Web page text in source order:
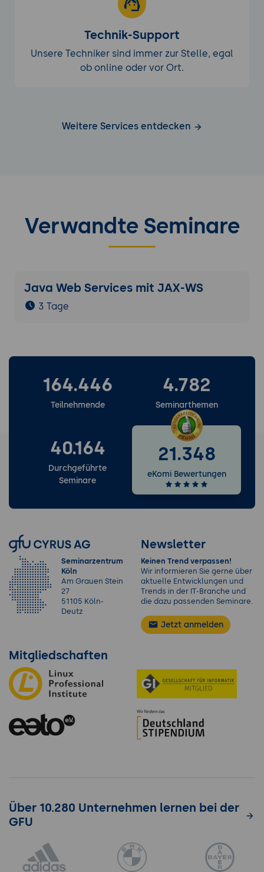
Technik-Support
Unsere Techniker sind immer zur Stelle, egal
ob online oder vor Ort.
Weitere Services entdecken
Verwandte Seminare
Java Web Services mit JAX-WS
3 Tage
164.446
Teilnehmende
4.782
Seminarthemen
40.164
Durchgeführte
Seminare
21.348
eKomi Bewertungen
Seminarzentrum
Köln
Am Grauen Stein
27
51105 Köln-
Deutz
Newsletter
Keinen Trend verpassen!
Wir informieren Sie gerne über
aktuelle Entwicklungen und
Trends in der IT-Branche und
die dazu passenden Seminare.
Jetzt anmelden
Mitgliedschaften
Über 10.280 Unternehmen lernen bei der
GFU